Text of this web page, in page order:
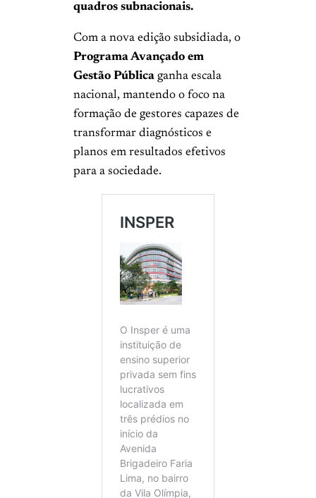
quadros subnacionais.
Com a nova edição subsidiada, o
Programa Avançado em
Gestão Pública ganha escala
nacional, mantendo o foco na
formação de gestores capazes de
transformar diagnósticos e
planos em resultados efetivos
para a sociedade.